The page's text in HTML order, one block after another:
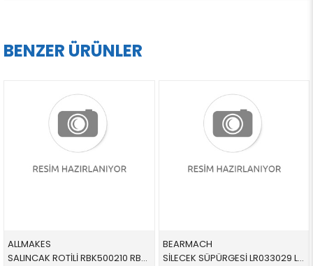
BENZER ÜRÜNLER
ALLMAKES
SALINCAK ROTİLİ RBK500210 RBK500210 RBK500210 VOGUE ÜST-ÖN SAĞ-SOL 2002-2012
BEARMACH
SİLECEK SÜPÜRGESİ LR033029 LR033029 LR033029